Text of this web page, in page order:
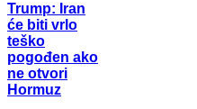
Trump: Iran
će biti vrlo
teško
pogođen ako
ne otvori
Hormuz